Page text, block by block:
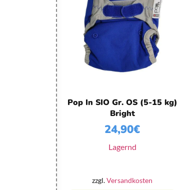
Pop In SIO Gr. OS (5-15 kg)
Bright
24,90€
Lagernd
zzgl.Versandkosten